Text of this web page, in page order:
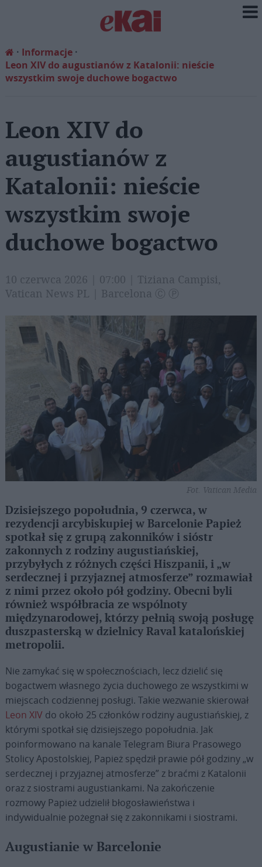
Informacje
Leon XIV do augustianów z Katalonii: nieście
wszystkim swoje duchowe bogactwo
Leon XIV do
augustianów z
Katalonii: nieście
wszystkim swoje
duchowe bogactwo
10 czerwca 2026 | 07:00 | Tiziana Campisi,
Vatican News PL | Barcelona Ⓒ Ⓟ
Fot. Vatican Media
Dzisiejszego popołudnia, 9 czerwca, w
rezydencji arcybiskupiej w Barcelonie Papież
spotkał się z grupą zakonników i sióstr
zakonnych z rodziny augustiańskiej,
przybyłych z różnych części Hiszpanii, i „w
serdecznej i przyjaznej atmosferze” rozmawiał
z nimi przez około pół godziny. Obecni byli
również współbracia ze wspólnoty
międzynarodowej, którzy pełnią swoją posługę
duszpasterską w dzielnicy Raval katalońskiej
metropolii.
Nie zamykać się w społecznościach, lecz dzielić się
bogactwem własnego życia duchowego ze wszystkimi w
miejscach codziennej posługi. Takie wezwanie skierował
Leon XIV do około 25 członków rodziny augustiańskiej, z
którymi spotkał się dzisiejszego popołudnia. Jak
poinformowano na kanale Telegram Biura Prasowego
Stolicy Apostolskiej, Papież spędził prawie pół godziny „w
serdecznej i przyjaznej atmosferze” z braćmi z Katalonii
oraz z siostrami augustiankami. Na zakończenie
rozmowy Papież udzielił błogosławieństwa i
indywidualnie pożegnał się z zakonnikami i siostrami.
Augustianie w Barcelonie